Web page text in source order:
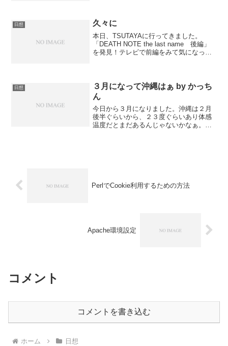
が、つなぎがめっちゃ似合っ...
日想 久々に
本日、TSUTAYAに行ってきました。
「DEATH NOTE the last name 後編」
を発見！テレビで前編をみて気になって
日想
３月になって沖縄はぁ by かっち
ん
今日から３月になりました。沖縄は２月
後半ぐらいから、２３度ぐらいあり体感
温度だとまだあるんじゃないかなぁ。ま
PerlでCookie利用するための方法
Apache環境設定
コメント
コメントを書き込む
ホーム 日想